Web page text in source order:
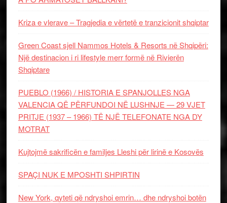
Kriza e vlerave – Tragjedia e vërtetë e tranzicionit shqiptar
Green Coast sjell Nammos Hotels & Resorts në Shqipëri:
Një destinacion i ri lifestyle merr formë në Rivierën
Shqiptare
PUEBLO (1966) / HISTORIA E SPANJOLLES NGA
VALENCIA QË PËRFUNDOI NË LUSHNJE — 29 VJET
PRITJE (1937 – 1966) TË NJË TELEFONATE NGA DY
MOTRAT
Kujtojmë sakrificën e familjes Lleshi për lirinë e Kosovës
SPAÇI NUK E MPOSHTI SHPIRTIN
New York, qyteti që ndryshoi emrin… dhe ndryshoi botën